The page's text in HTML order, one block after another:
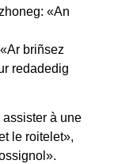
«An
briñsez
redadedig
à une
le roitelet»,